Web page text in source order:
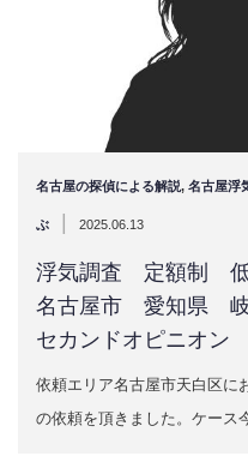
名古屋の探偵による解説, 名古屋浮
ぶ | 2025.06.13
浮気調査 定額制
名古屋市 愛知県
セカンドオピニオン
依頼エリア名古屋市天白区に
の依頼を頂きました。ケース